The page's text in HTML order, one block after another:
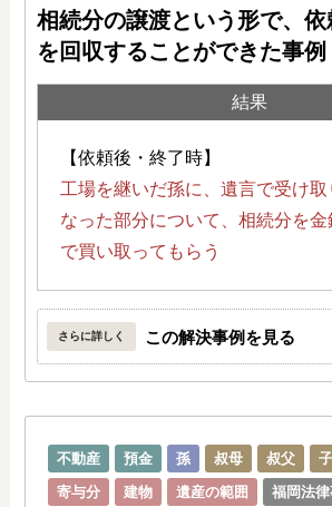
相続分の譲渡という形で、
を回収することができた事例
結果
【依頼後・終了時】
工場を継いだ孫に、遺言で受け取
なった部分について、相続分を
で買い取ってもらう
さらに詳しく この解決事例を見る
不動産 預金 孫 叔母 叔父
子
寄与分
建物 遺産の範囲 福岡法